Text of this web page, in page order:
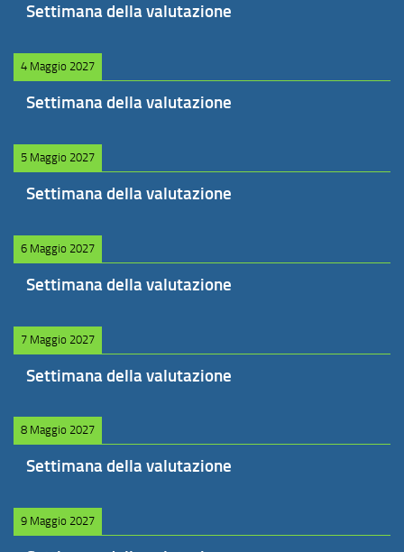
Settimana della valutazione
4 Maggio 2027
Settimana della valutazione
5 Maggio 2027
Settimana della valutazione
6 Maggio 2027
Settimana della valutazione
7 Maggio 2027
Settimana della valutazione
8 Maggio 2027
Settimana della valutazione
9 Maggio 2027